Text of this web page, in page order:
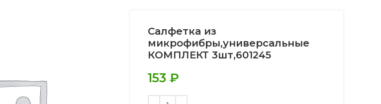
Салфетка из
микрофибры,универсальные
КОМПЛЕКТ 3шт,601245
153 ₽